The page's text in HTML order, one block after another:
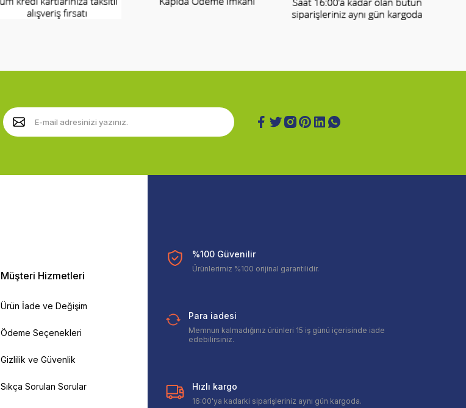
Müşteri Hizmetleri
Ürün İade ve Değişim
Ödeme Seçenekleri
Gizlilik ve Güvenlik
Sıkça Sorulan Sorular
%100 Güvenilir
Ürünlerimiz %100 orijinal garantilidir.
Para iadesi
Memnun kalmadığınız ürünleri 15 iş günü içerisinde iade
edebilirsiniz.
Hızlı kargo
16:00'ya kadarki siparişleriniz aynı gün kargoda.